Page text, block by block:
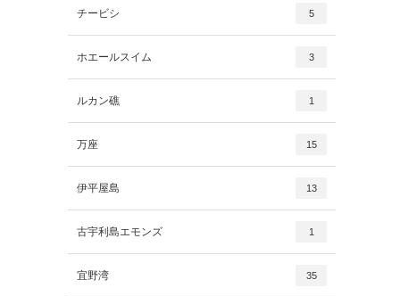
チービシ 5
ホエールスイム 3
ルカン礁 1
万座 15
伊平屋島 13
古宇利島エモンズ 1
宜野湾 35